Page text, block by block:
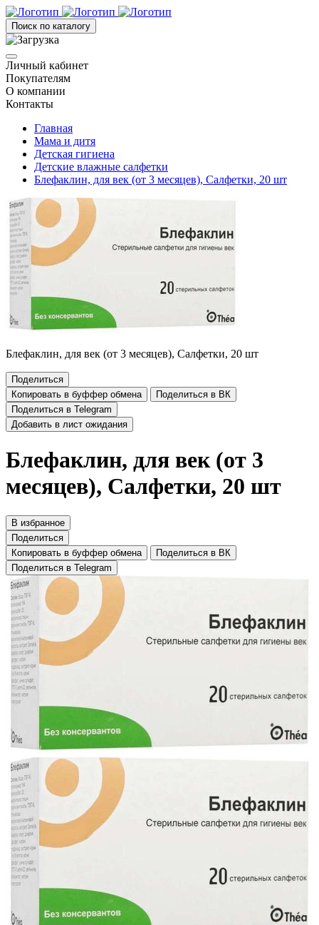
Поиск по каталогу
Личный кабинет
Покупателям
О компании
Контакты
Главная
Мама и дитя
Детская гигиена
Детские влажные салфетки
Блефаклин, для век (от 3 месяцев), Салфетки, 20 шт
Блефаклин, для век (от 3 месяцев), Салфетки, 20 шт
Поделиться
Копировать в буффер обмена
Поделиться в ВК
Поделиться в Telegram
Добавить в лист ожидания
Блефаклин, для век (от 3
месяцев), Салфетки, 20 шт
В избранное
Поделиться
Копировать в буффер обмена
Поделиться в ВК
Поделиться в Telegram